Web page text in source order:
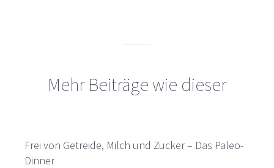
Mehr Beiträge wie dieser
Frei von Getreide, Milch und Zucker – Das Paleo-
Dinner